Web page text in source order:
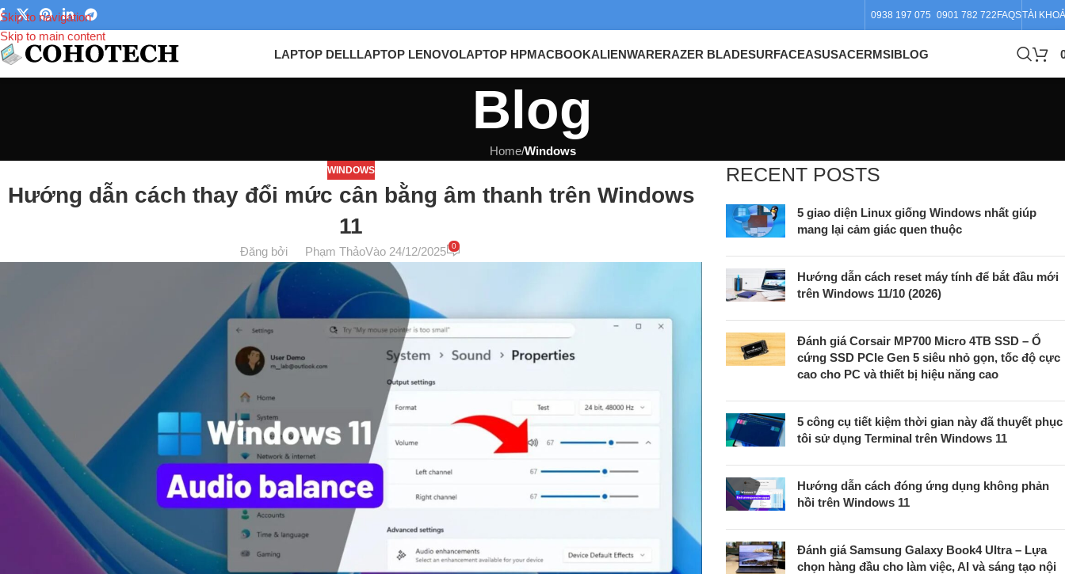
Skip to navigation
Skip to main content
0938 197 075 0901 782 722 FAQSTÀI
LAPTOP DELLLAPTOP LENOVOLAPTOP HPMACBOOKALIENWARERAZER BLADESURFACEASUSACERMSIBLOG
Blog
Home/Windows
WINDOWS
Hướng dẫn cách thay đổi mức cân bằng âm thanh trên Windows
11
Đăng bởi Phạm ThảoVào 24/12/2025 0
RECENT POSTS
5 giao diện Linux giống Windows nhất giúp
mang lại cảm giác quen thuộc
Hướng dẫn cách reset máy tính để bắt đầu mới
trên Windows 11/10 (2026)
Đánh giá Corsair MP700 Micro 4TB SSD – Ổ
cứng SSD PCIe Gen 5 siêu nhỏ gọn, tốc độ cực
cao cho PC và thiết bị hiệu năng cao
5 công cụ tiết kiệm thời gian này đã thuyết phục
tôi sử dụng Terminal trên Windows 11
Hướng dẫn cách đóng ứng dụng không phản
hồi trên Windows 11
Đánh giá Samsung Galaxy Book4 Ultra – Lựa
chọn hàng đầu cho làm việc, AI và sáng tạo nội